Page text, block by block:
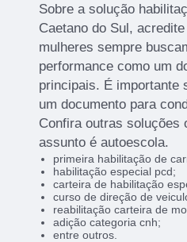
Sobre a solução
Caetano do Sul,
mulheres sempre
performance como um
principais. É importante
um documento para
Confira outras soluções
assunto é autoescola.
primeira habilitação de
habilitação especial pcd;
carteira de habilitação
curso de direção de
reabilitação carteira de
adição categoria cnh;
entre outros.